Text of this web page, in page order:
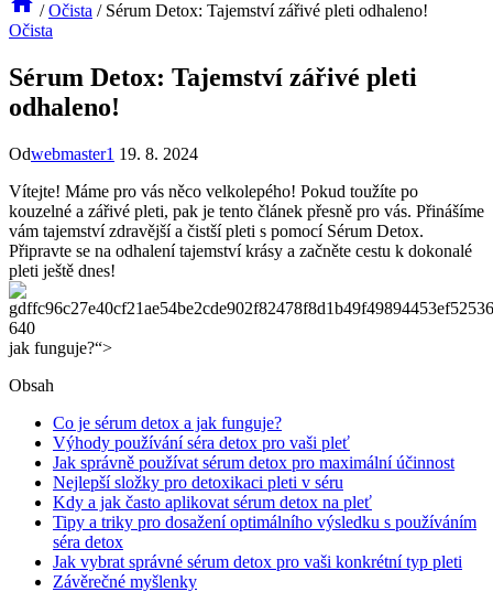
/ Očista / Sérum Detox: Tajemství zářivé pleti odhaleno!
Očista
Sérum Detox: Tajemství zářivé pleti
odhaleno!
Odwebmaster1 19. 8. 2024
Vítejte! Máme pro vás něco velkolepého! Pokud toužíte po
kouzelné a zářivé pleti, pak je tento článek přesně pro vás. Přinášíme
vám tajemství zdravější a čistší pleti s pomocí Sérum Detox.
Připravte se na odhalení tajemství krásy a začněte cestu k dokonalé
pleti ještě dnes!
jak funguje?“>
Obsah
Co je sérum detox a jak funguje?
Výhody používání séra detox pro vaši pleť
Jak správně používat sérum detox pro maximální účinnost
Nejlepší složky pro detoxikaci pleti v séru
Kdy a jak často aplikovat sérum detox na pleť
Tipy a triky pro dosažení optimálního výsledku s používáním
séra detox
Jak vybrat správné sérum detox pro vaši konkrétní typ pleti
Závěrečné myšlenky